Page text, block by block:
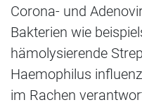
Corona- und
Bakterien wie
hämolysierende
Haemophilus
im Rachen